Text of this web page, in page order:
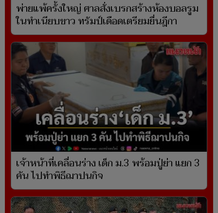
พ่ายแพ้ครั้งใหญ่ ศาลสั่งเบรกสร้างห้องบอลรูม
ในทำเนียบขาว ทรัมป์เดือดเตรียมยื่นฎีกา
เจ้าหน้าที่เคลื่อนร่าง เด็ก ม.3 พร้อมปู่ย่า แยก 3
คัน ไปทำพิธีฌาปนกิจ